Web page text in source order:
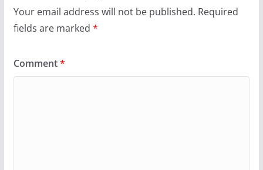
Your email address will not be published. Required
fields are marked *
Comment*